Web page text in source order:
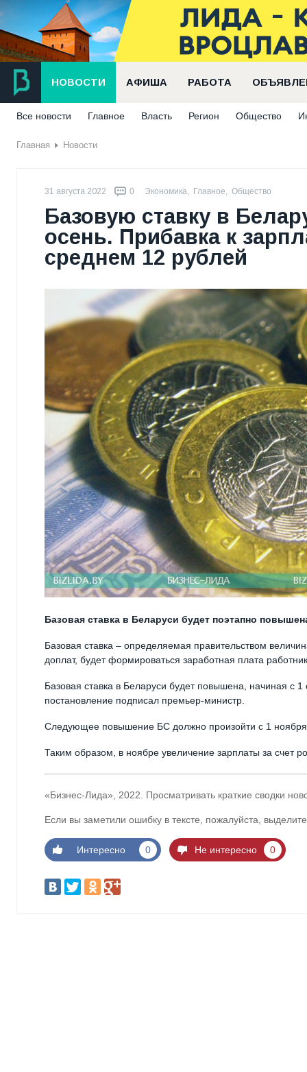
НОВОСТИ АФИША РАБОТА
Все новости Главное Власть Регион Общество
Главная Новости
31 августа 2022 0 Экономика, Главное, Общество
Базовую ставку в
осень. Прибавка к
среднем 12 рублей
Базовая ставка в Беларуси будет поэтапно
Базовая ставка – определяемая правительством
доплат, будет формироваться заработная плата
Базовая ставка в Беларуси будет повышена, начиная с
постановление подписал премьер-министр.
Следующее повышение БС должно произойти с 1
Таким образом, в ноябре увеличение зарплаты за счет
«Бизнес-Лида», 2022. Просматривать краткие сводки
Если вы заметили ошибку в тексте, пожалуйста,
Интересно 0 Не интересно 0